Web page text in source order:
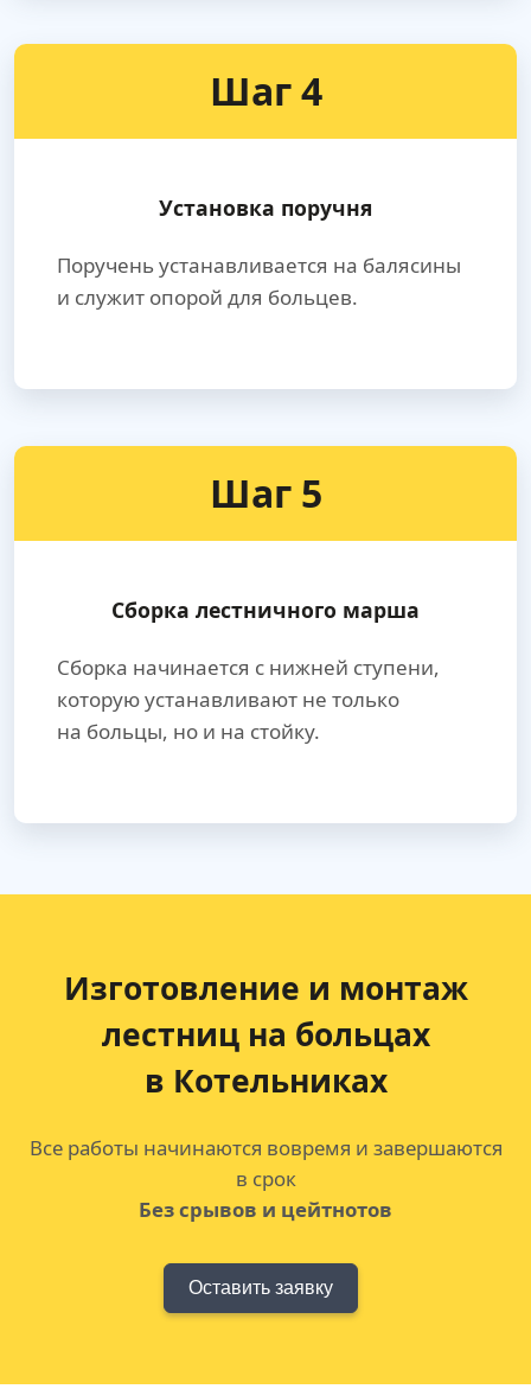
Шаг 4
Установка поручня
Поручень устанавливается на балясины
и служит опорой для больцев.
Шаг 5
Сборка лестничного марша
Сборка начинается с нижней ступени,
которую устанавливают не только
на больцы, но и на стойку.
Изготовление и монтаж
лестниц на больцах
в Котельниках
Все работы начинаются вовремя и завершаются
в срок
Без срывов и цейтнотов
Оставить заявку